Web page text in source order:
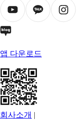
앱 다운로드
회사소개 |